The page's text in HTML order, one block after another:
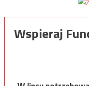
Wspieraj